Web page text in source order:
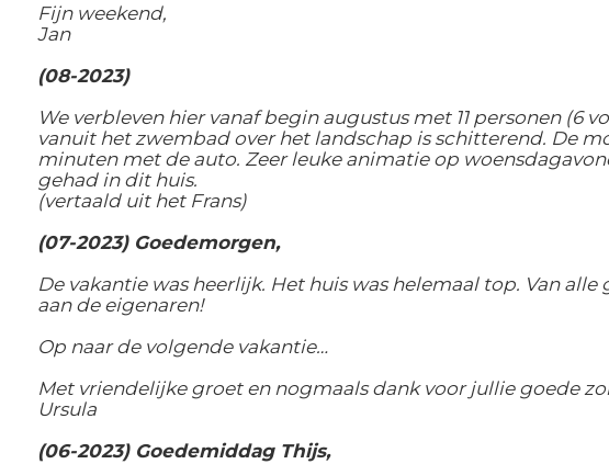
Fijn weekend,
Jan
(08-2023)
We verbleven hier vanaf begin augustus met 11 personen (6
vanuit het zwembad over het landschap is schitterend. De
minuten met de auto. Zeer leuke animatie op
gehad in dit huis.
(vertaald uit het Frans)
(07-2023) Goedemorgen,
De vakantie was heerlijk. Het huis was helemaal top. Van
aan de eigenaren!
Op naar de volgende vakantie…
Met vriendelijke groet en nogmaals dank voor jullie goede
Ursula
(06-2023) Goedemiddag Thijs,